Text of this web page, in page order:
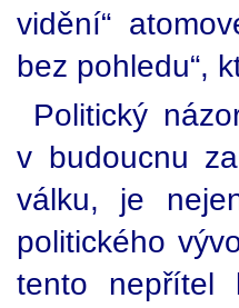
vidění“
bez pohledu“,
Politický
v budoucnu
válku, je
politického
tento nepřítel